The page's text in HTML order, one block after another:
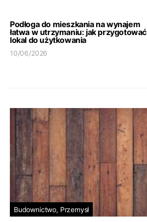
Podłoga do mieszkania na wynajem
łatwa w utrzymaniu: jak przygotować
lokal do użytkowania
10/06/2026
Budownictwo, Przemysł